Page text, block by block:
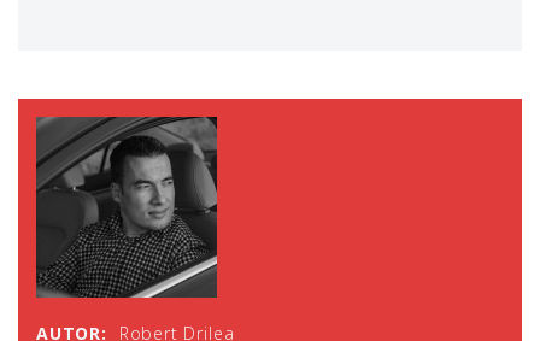
AUTOR: Robert Drilea